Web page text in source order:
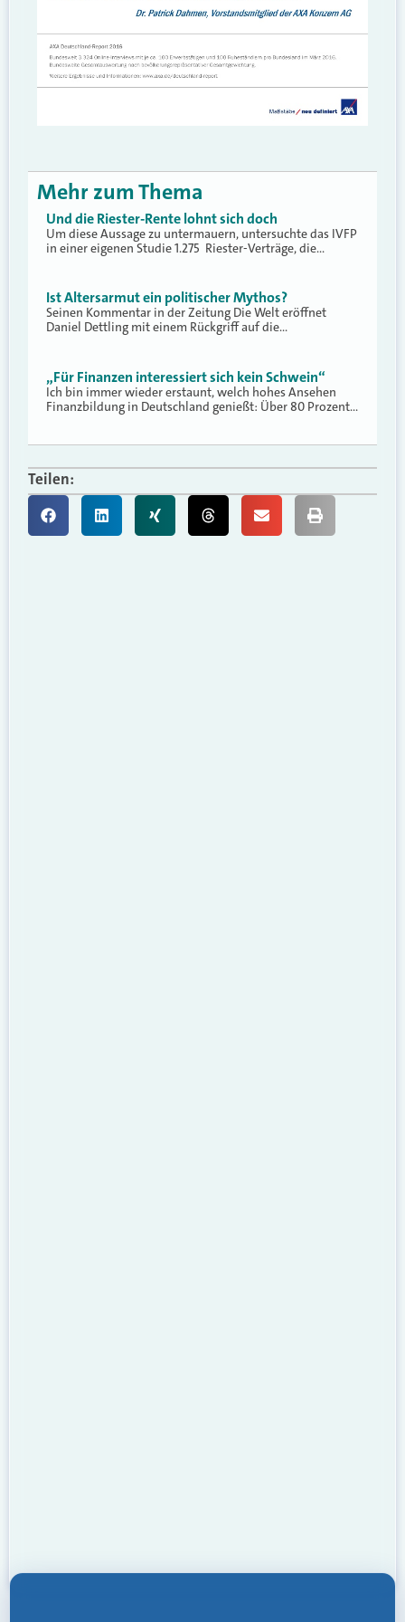
Mehr zum Thema
Und die Riester-Rente lohnt sich doch
Um diese Aussage zu untermauern, untersuchte das IVFP
in einer eigenen Studie 1.275 Riester-Verträge, die…
Ist Altersarmut ein politischer Mythos?
Seinen Kommentar in der Zeitung Die Welt eröffnet
Daniel Dettling mit einem Rückgriff auf die…
„Für Finanzen interessiert sich kein Schwein“
Ich bin immer wieder erstaunt, welch hohes Ansehen
Finanzbildung in Deutschland genießt: Über 80 Prozent…
Teilen: